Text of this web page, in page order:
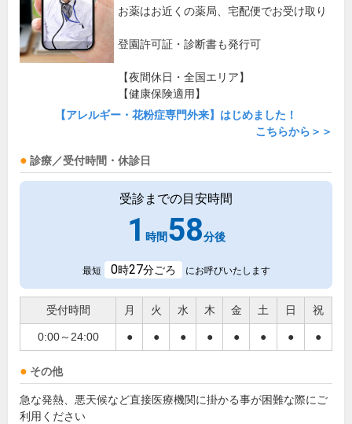
お薬はお近くの薬局、宅配便でお受け取り
登園許可証・診断書も発行可
【夜間休日・全国エリア】
【健康保険適用】
【アレルギー・花粉症専門外来】はじめました！
こちらから＞＞
診療／受付時間・休診日
受診までの目安時間
1 時間58分後
最短 0時27分ごろ にお呼びいたします
受付時間 月 火 水 木 金 土 日 祝
0:00～24:00 ● ● ● ● ● ● ● ●
その他
急な発熱、悪天候など直接医療機関に掛かる事が困難な際にご
利用ください